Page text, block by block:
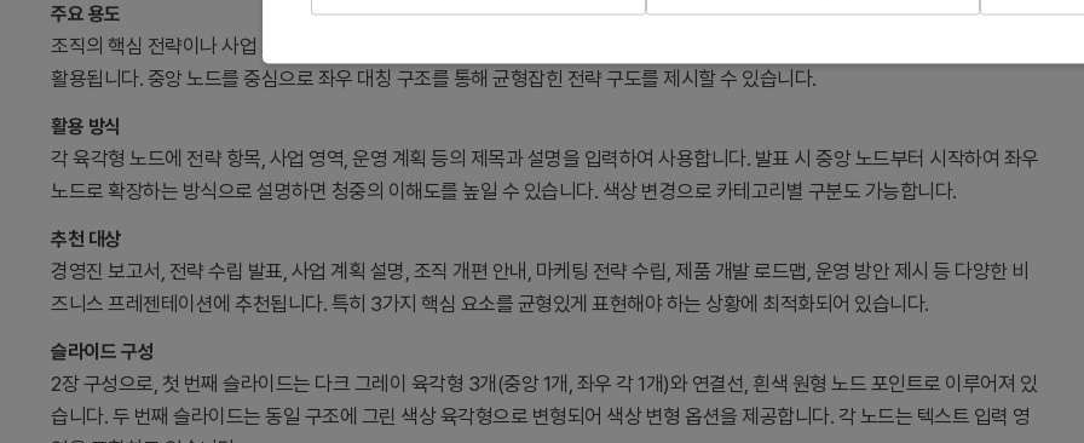
주요 용도
조직의 핵심 전략이나 사업 요소를 3가지 관점에서 시각적으로 표현하고, 각 요소 간의 관계와 상호작용을 명확하게 전달하는 데
활용됩니다. 중앙 노드를 중심으로 좌우 대칭 구조를 통해 균형잡힌 전략 구도를 제시할 수 있습니다.
활용 방식
각 육각형 노드에 전략 항목, 사업 영역, 운영 계획 등의 제목과 설명을 입력하여 사용합니다. 발표 시 중앙 노드부터 시작하여 좌우
노드로 확장하는 방식으로 설명하면 청중의 이해도를 높일 수 있습니다. 색상 변경으로 카테고리별 구분도 가능합니다.
추천 대상
경영진 보고서, 전략 수립 발표, 사업 계획 설명, 조직 개편 안내, 마케팅 전략 수립, 제품 개발 로드맵, 운영 방안 제시 등 다양한 비
즈니스 프레젠테이션에 추천됩니다. 특히 3가지 핵심 요소를 균형있게 표현해야 하는 상황에 최적화되어 있습니다.
슬라이드 구성
2장 구성으로, 첫 번째 슬라이드는 다크 그레이 육각형 3개(중앙 1개, 좌우 각 1개)와 연결선, 흰색 원형 노드 포인트로 이루어져 있
습니다. 두 번째 슬라이드는 동일 구조에 그린 색상 육각형으로 변형되어 색상 변형 옵션을 제공합니다. 각 노드는 텍스트 입력 영